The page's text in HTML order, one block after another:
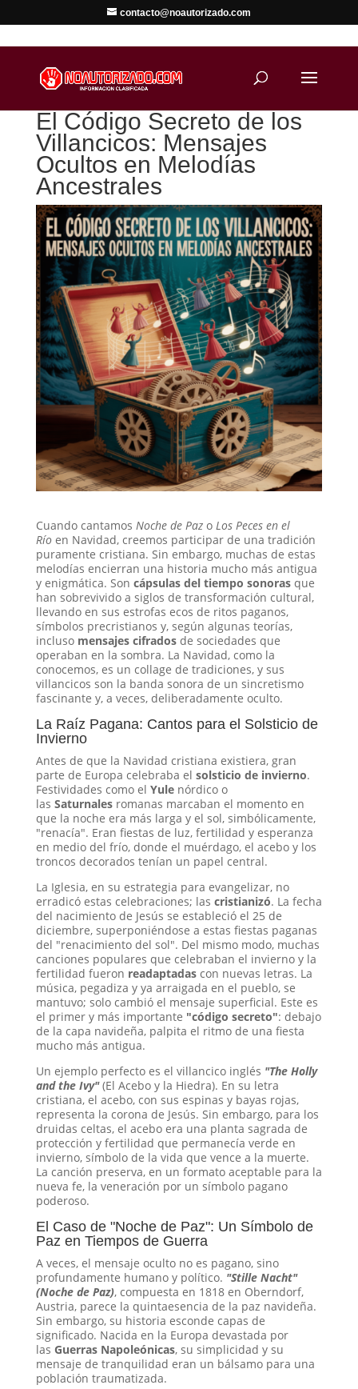
contacto@noautorizado.com
El Código Secreto de los
Villancicos: Mensajes
Ocultos en Melodías
Ancestrales
Cuando cantamos Noche de Pazo Los Peces en el
Ríoen Navidad, creemos participar de una tradición
puramente cristiana. Sin embargo, muchas de estas
melodías encierran una historia mucho más antigua
y enigmática. Son cápsulas del tiempo sonorasque
han sobrevivido a siglos de transformación cultural,
llevando en sus estrofas ecos de ritos paganos,
símbolos precristianos y, según algunas teorías,
incluso mensajes cifradosde sociedades que
operaban en la sombra. La Navidad, como la
conocemos, es un collage de tradiciones, y sus
villancicos son la banda sonora de un sincretismo
fascinante y, a veces, deliberadamente oculto.
La Raíz Pagana: Cantos para el Solsticio de
Invierno
Antes de que la Navidad cristiana existiera, gran
parte de Europa celebraba el solsticio de invierno.
Festividades como el Yulenórdico o
las Saturnalesromanas marcaban el momento en
que la noche era más larga y el sol, simbólicamente,
"renacía". Eran fiestas de luz, fertilidad y esperanza
en medio del frío, donde el muérdago, el acebo y los
troncos decorados tenían un papel central.
La Iglesia, en su estrategia para evangelizar, no
erradicó estas celebraciones; las cristianizó. La fecha
del nacimiento de Jesús se estableció el 25 de
diciembre, superponiéndose a estas fiestas paganas
del "renacimiento del sol". Del mismo modo, muchas
canciones populares que celebraban el invierno y la
fertilidad fueron readaptadascon nuevas letras. La
música, pegadiza y ya arraigada en el pueblo, se
mantuvo; solo cambió el mensaje superficial. Este es
el primer y más importante "código secreto": debajo
de la capa navideña, palpita el ritmo de una fiesta
mucho más antigua.
Un ejemplo perfecto es el villancico inglés "The Holly
and the Ivy"(El Acebo y la Hiedra). En su letra
cristiana, el acebo, con sus espinas y bayas rojas,
representa la corona de Jesús. Sin embargo, para los
druidas celtas, el acebo era una planta sagrada de
protección y fertilidad que permanecía verde en
invierno, símbolo de la vida que vence a la muerte.
La canción preserva, en un formato aceptable para la
nueva fe, la veneración por un símbolo pagano
poderoso.
El Caso de "Noche de Paz": Un Símbolo de
Paz en Tiempos de Guerra
A veces, el mensaje oculto no es pagano, sino
profundamente humano y político. "Stille Nacht"
(Noche de Paz), compuesta en 1818 en Oberndorf,
Austria, parece la quintaesencia de la paz navideña.
Sin embargo, su historia esconde capas de
significado. Nacida en la Europa devastada por
las Guerras Napoleónicas, su simplicidad y su
mensaje de tranquilidad eran un bálsamo para una
población traumatizada.